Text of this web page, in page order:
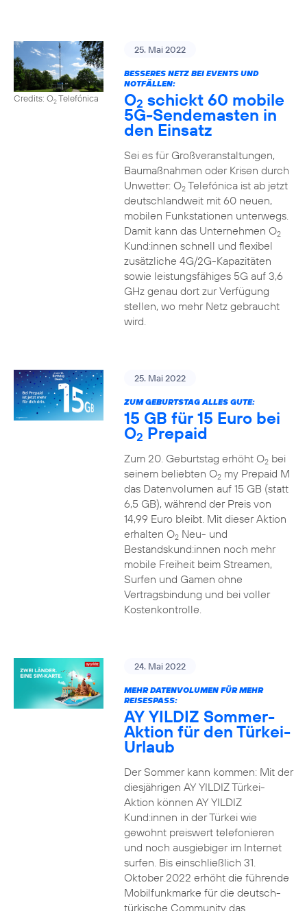
Credits: O2Telefónica
25. Mai 2022
BESSERES NETZ BEI EVENTS UND
NOTFÄLLEN:
O2 schickt 60 mobile
5G-Sendemasten in
den Einsatz
Sei es für Großveranstaltungen,
Baumaßnahmen oder Krisen durch
Unwetter: O2Telefónica ist ab jetzt
deutschlandweit mit 60 neuen,
mobilen Funkstationen unterwegs.
Damit kann das Unternehmen O2
Kund:innen schnell und flexibel
zusätzliche 4G/2G-Kapazitäten
sowie leistungsfähiges 5G auf 3,6
GHz genau dort zur Verfügung
stellen, wo mehr Netz gebraucht
wird.
25. Mai 2022
ZUM GEBURTSTAG ALLES GUTE:
15 GB für 15 Euro bei
O2 Prepaid
Zum 20. Geburtstag erhöht O2bei
seinem beliebten O2my Prepaid M
das Datenvolumen auf 15 GB (statt
6,5 GB), während der Preis von
14,99 Euro bleibt. Mit dieser Aktion
erhalten O2Neu- und
Bestandskund:innen noch mehr
mobile Freiheit beim Streamen,
Surfen und Gamen ohne
Vertragsbindung und bei voller
Kostenkontrolle.
24. Mai 2022
MEHR DATENVOLUMEN FÜR MEHR
REISESPASS:
AY YILDIZ Sommer-
Aktion für den Türkei-
Urlaub
Der Sommer kann kommen: Mit der
diesjährigen AY YILDIZ Türkei-
Aktion können AY YILDIZ
Kund:innen in der Türkei wie
gewohnt preiswert telefonieren
und noch ausgiebiger im Internet
surfen. Bis einschließlich 31.
Oktober 2022 erhöht die führende
Mobilfunkmarke für die deutsch-
türkische Community das